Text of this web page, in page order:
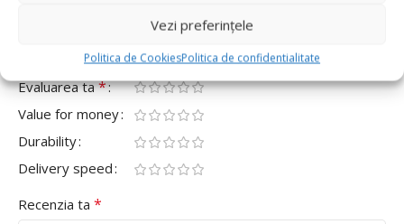
Vezi preferințele
Politica de CookiesPolitica de confidentialitate
Adresa ta de email nu va fi publicată. Câmpurile obligatorii
sunt marcate cu
*
Evaluarea ta*
Value for money
Durability
Delivery speed
Recenzia ta *